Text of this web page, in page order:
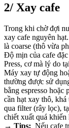
2/ Xay cafe
Trong khi chờ đợi
xay cafe nguyên
là coarse (thô vừa
Độ mịn của cafe
Press, cơ mà lý do
Máy xay tự động
thường được sử
bằng espresso hoặc
cần hạt xay thô,
qua filter (rây lọc),
chiết xuất quá
→ Tips: Nếu cafe